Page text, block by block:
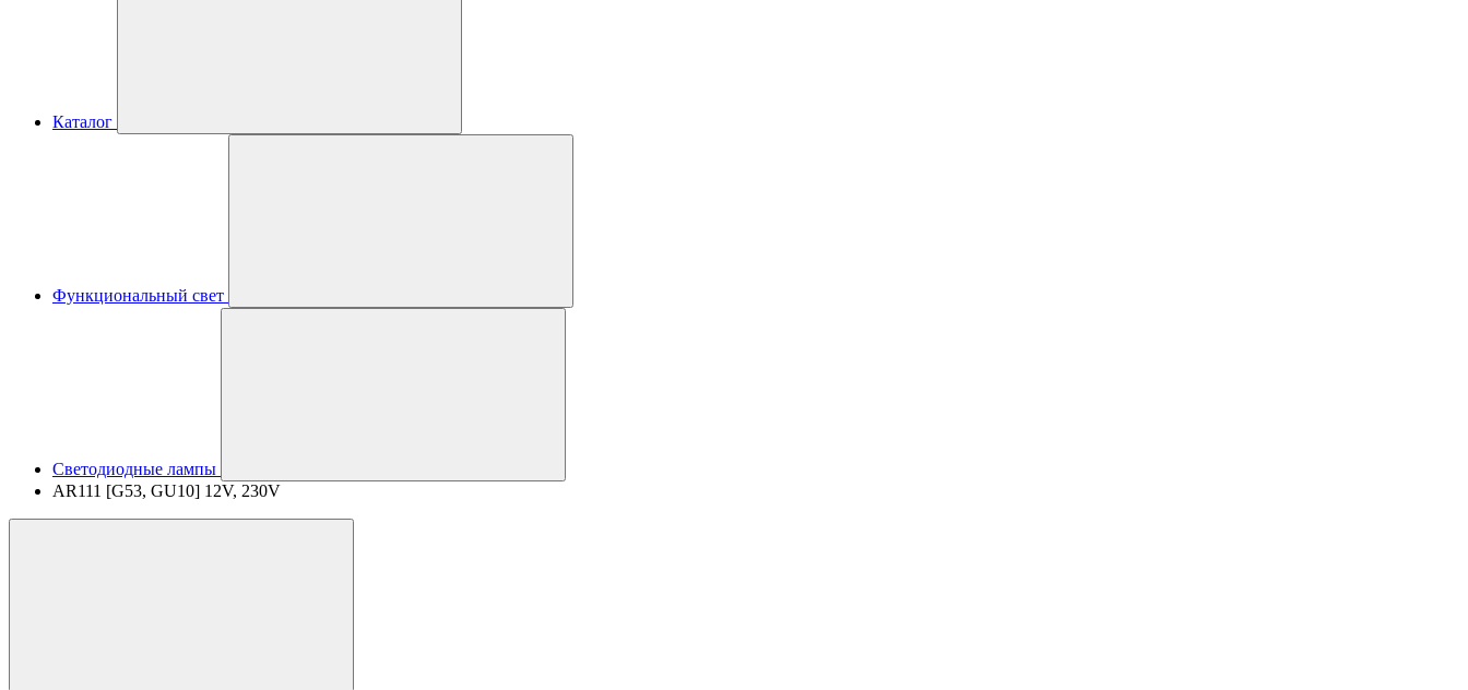
Каталог
Функциональный свет
Светодиодные лампы
AR111 [G53, GU10] 12V, 230V